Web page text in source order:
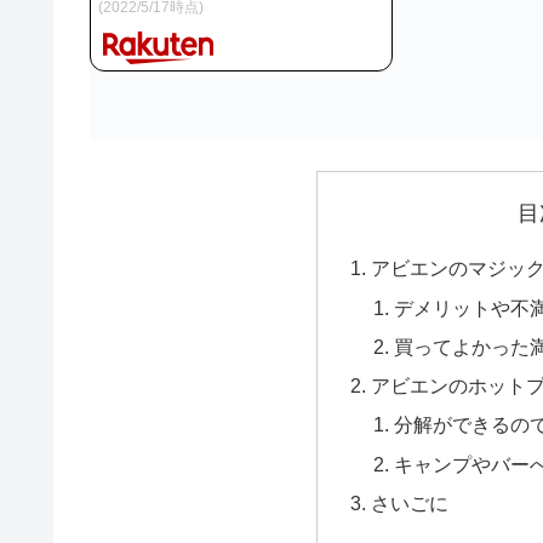
(2022/5/17時点)
アビエンのマジッ
デメリットや不
買ってよかった
アビエンのホット
分解ができるの
キャンプやバー
さいごに